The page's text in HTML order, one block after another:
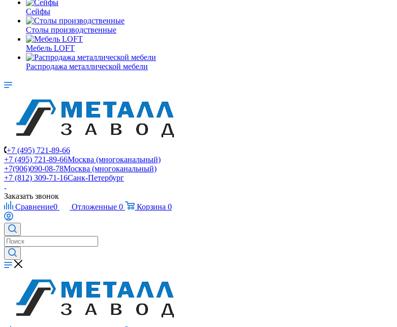
Сейфы
Столы производственные
Мебель LOFT
Распродажа металлической мебели
+7 (495) 721-89-66
+7 (495) 721-89-66Москва (многоканальный)
+7(906)090-08-78Москва (многоканальный)
+7 (812) 309-71-16Санк-Петербург
Заказать звонок
Сравнение0 Отложенные 0 Корзина 0